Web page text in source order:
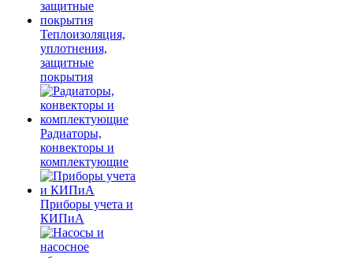
Теплоизоляция,
уплотнения,
защитные
покрытия
Радиаторы,
конвекторы и
комплектующие
Приборы учета и
КИПиА